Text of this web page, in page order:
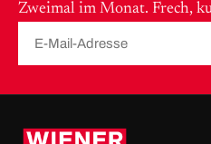
Zweimal im Monat. Frech,